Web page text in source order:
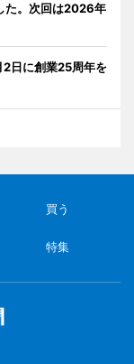
た。次回は2026年
日に創業25周年を
買う
特集